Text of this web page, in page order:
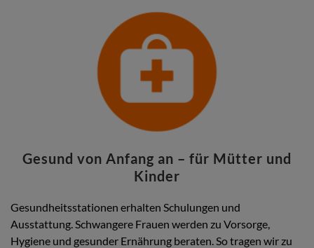
Gesund von Anfang an – für Mütter und
Kinder
Gesundheitsstationen erhalten Schulungen und
Ausstattung. Schwangere Frauen werden zu Vorsorge,
Hygiene und gesunder Ernährung beraten. So tragen wir zu